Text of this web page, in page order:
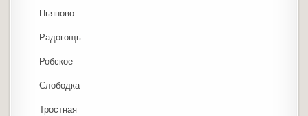
Пьяново
Радогощь
Робское
Слободка
Тростная